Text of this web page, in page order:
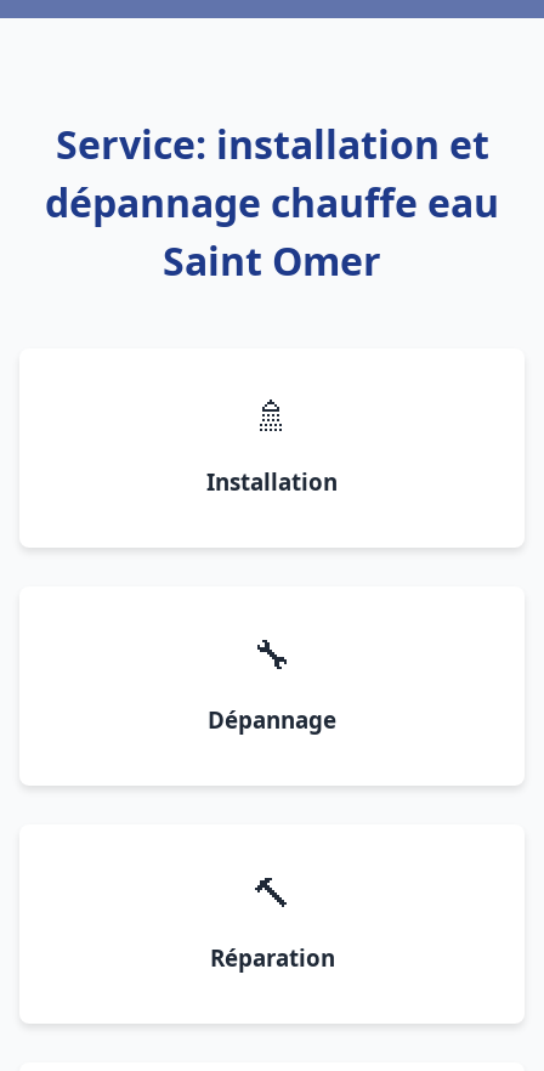
Service: installation et
dépannage chauffe eau
Saint Omer
🚿
Installation
🔧
Dépannage
🔨
Réparation